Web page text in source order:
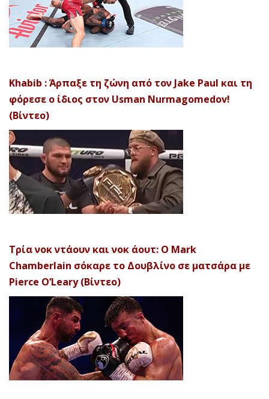
Khabib : Άρπαξε τη ζώνη από τον Jake Paul και τη
φόρεσε ο ίδιος στον Usman Nurmagomedov!
(Βίντεο)
Τρία νοκ ντάουν και νοκ άουτ: Ο Mark
Chamberlain σόκαρε το Δουβλίνο σε ματσάρα με
Pierce O’Leary (Βίντεο)